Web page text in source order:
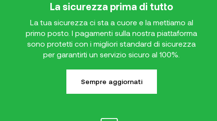
La sicurezza prima di tutto
La tua sicurezza ci sta a cuore e la mettiamo al
primo posto. I pagamenti sulla nostra piattaforma
sono protetti con i migliori standard di sicurezza
per garantirti un servizio sicuro al 100%.
Sempre aggiornati